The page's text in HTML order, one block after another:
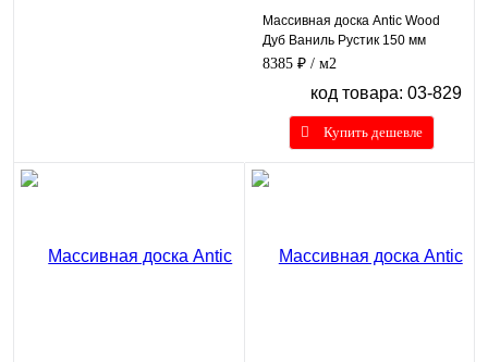
Массивная доска Antic Wood
Дуб Ваниль Рустик 150 мм
8385 ₽ / м2
код товара: 03-829
Купить дешевле